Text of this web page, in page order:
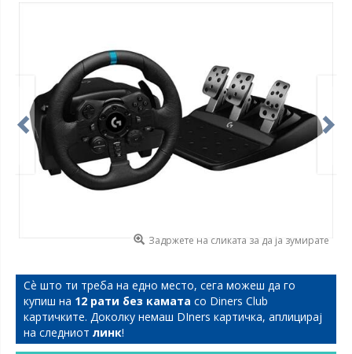
Задржете на сликата за да ја зумирате
Сѐ што ти треба на едно место, сега можеш да го
купиш на 12 рати без камата со Diners Club
картичките. Доколку немаш DIners картичка, аплицирај
на следниот линк!